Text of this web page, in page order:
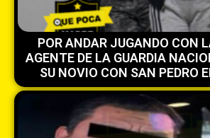
POR ANDAR JUGANDO CON
AGENTE DE LA GUARDIA
SU NOVIO CON SAN PEDRO